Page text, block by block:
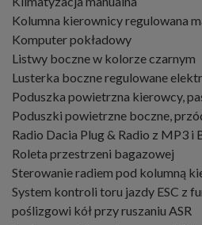
Kolumna kierownicy regulowana
Komputer pokładowy
Listwy boczne w kolorze czarnym
Lusterka boczne regulowane
Poduszka powietrzna kierowcy,
Poduszki powietrzne boczne,
Radio Dacia Plug & Radio z MP3 i
Roleta przestrzeni bagazowej
Sterowanie radiem pod kolumną
System kontroli toru jazdy ESC z
poślizgowi kół przy ruszaniu ASR